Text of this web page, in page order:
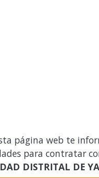
página web te
para contratar
DISTRITAL DE